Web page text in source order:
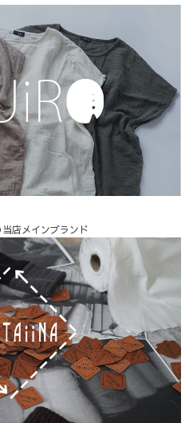
店メインブランド